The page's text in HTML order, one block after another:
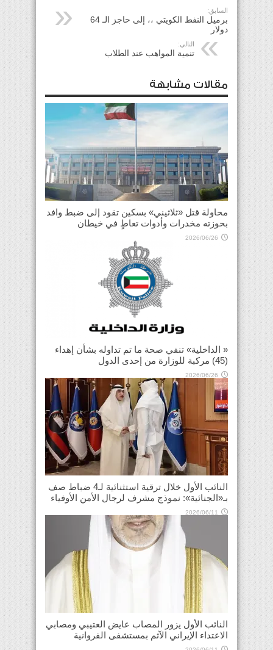
السابق:
برميل النفط الكويتي ،، إلى حاجز الـ 64
دولار
التالي:
تنمية المواهب عند الطلاب
مقالات مشابهة
محاولة قتل «ثلاثيني» بسكين تقود إلى ضبط وافد
بحوزته مخدرات وأدوات تعاطٍ في خيطان
2026/06/26
« الداخلية» تنفي صحة ما تم تداوله بشأن إهداء
(45) مركبة للوزارة من إحدى الدول
2026/06/26
النائب الأول خلال ترقية استثنائية لـ4 ضباط صف
بـ«الجنائية»: نموذج مشرف لرجال الأمن الأوفياء
2026/06/11
النائب الأول يزور المصاب عايض العتيبي ومصابي
الاعتداء الإيراني الآثم بمستشفى الفروانية